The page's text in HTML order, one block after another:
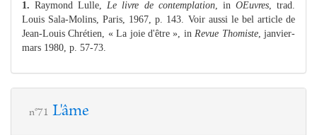
1. Raymond Lulle, Le livre de contemplation, in OEuvres, trad.
Louis Sala-Molins, Paris, 1967, p. 143. Voir aussi le bel article de
Jean-Louis Chrétien, « La joie d'être », in Revue Thomiste, janvier-
mars 1980, p. 57-73.
n°71 L'âme